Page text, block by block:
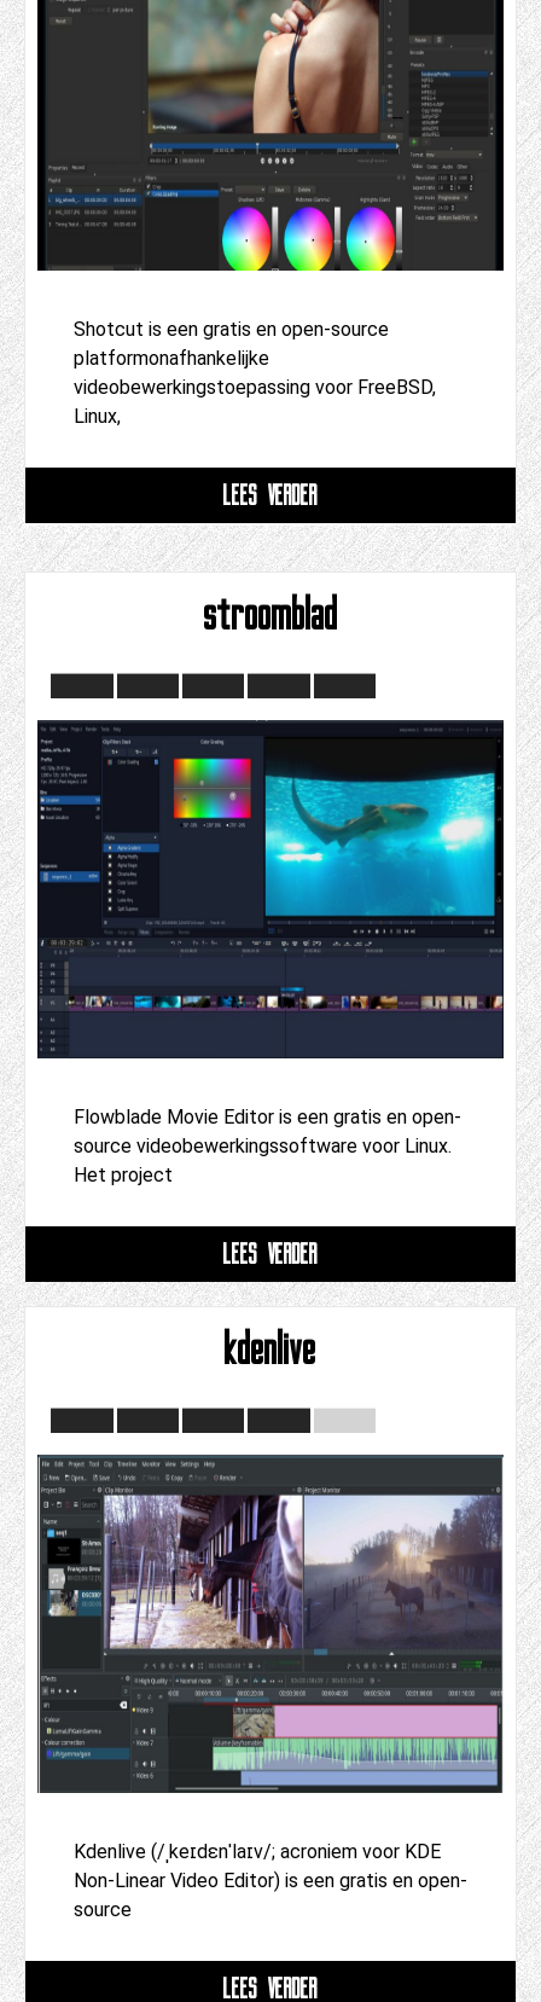
Shotcut is een gratis en open-source
platformonafhankelijke
videobewerkingstoepassing voor FreeBSD,
Linux,
LEES VERDER
stroomblad
Flowblade Movie Editor is een gratis en open-
source videobewerkingssoftware voor Linux.
Het project
LEES VERDER
kdenlive
Kdenlive (/ˌkeɪdɛnˈlaɪv/; acroniem voor KDE
Non-Linear Video Editor) is een gratis en open-
source
LEES VERDER